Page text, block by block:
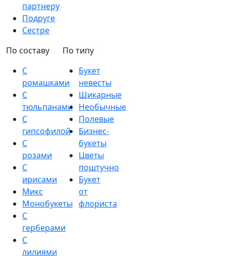
партнеру
Подруге
Сестре
По составу
С
ромашками
С
тюльпанами
С
гипсофилой
С
розами
С
ирисами
Микс
Монобукеты
С
герберами
С
лилиями
По типу
Букет
невесты
Шикарные
Необычные
Полевые
Бизнес-
букеты
Цветы
поштучно
Букет
от
флориста